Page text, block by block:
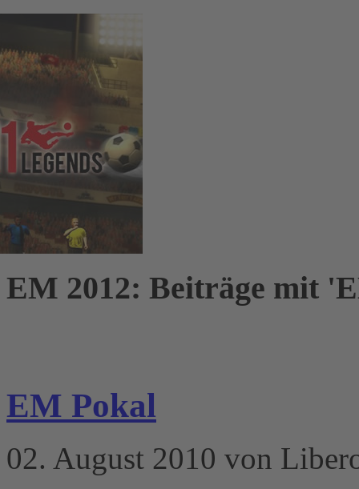
EM 2012: Beiträge mit
EM Pokal
02. August 2010 von